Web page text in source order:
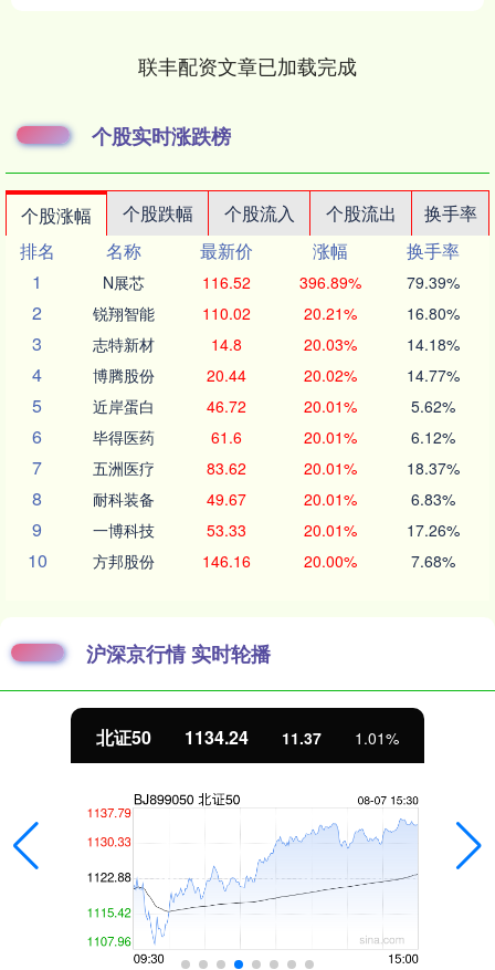
联丰配资文章已加载完成
个股实时涨跌榜
个股涨幅 个股跌幅 个股流入 个股流出
换手率
排名
名称 最新价 涨幅
换手率
1
N展芯 116.52 396.89% 79.39%
2 锐翔智能 110.02 20.21% 16.80%
3 志特新材 14.8 20.03% 14.18%
4 博腾股份 20.44 20.02% 14.77%
5 近岸蛋白 46.72 20.01% 5.62%
6 毕得医药 61.6 20.01% 6.12%
7 五洲医疗 83.62 20.01% 18.37%
8 耐科装备 49.67 20.01% 6.83%
9 一博科技 53.33 20.01% 17.26%
10 方邦股份 146.16 20.00% 7.68%
沪深京行情 实时轮播
北证50 1134.24 11.37 1.01%